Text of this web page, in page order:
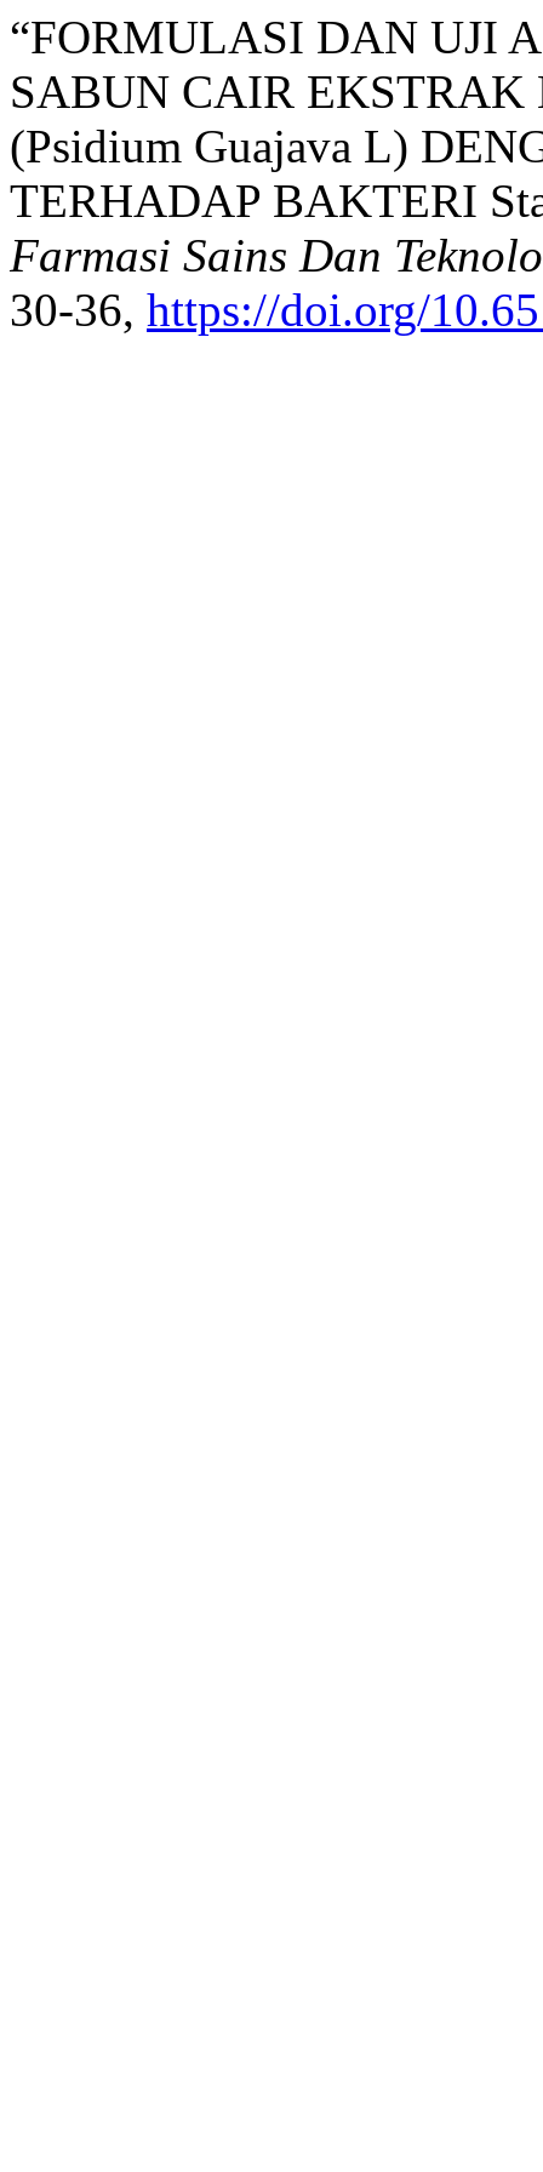
“FORMULASI DAN UJI
SABUN CAIR
(Psidium Guajava L)
TERHADAP BAKTERI
Farmasi Sains Dan
30-36, https://doi.org/